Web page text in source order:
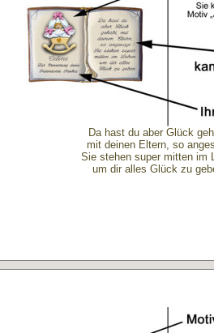
Da hast du aber Glück
mit deinen Eltern, so
Sie stehen super mitten im
um dir alles Glück zu